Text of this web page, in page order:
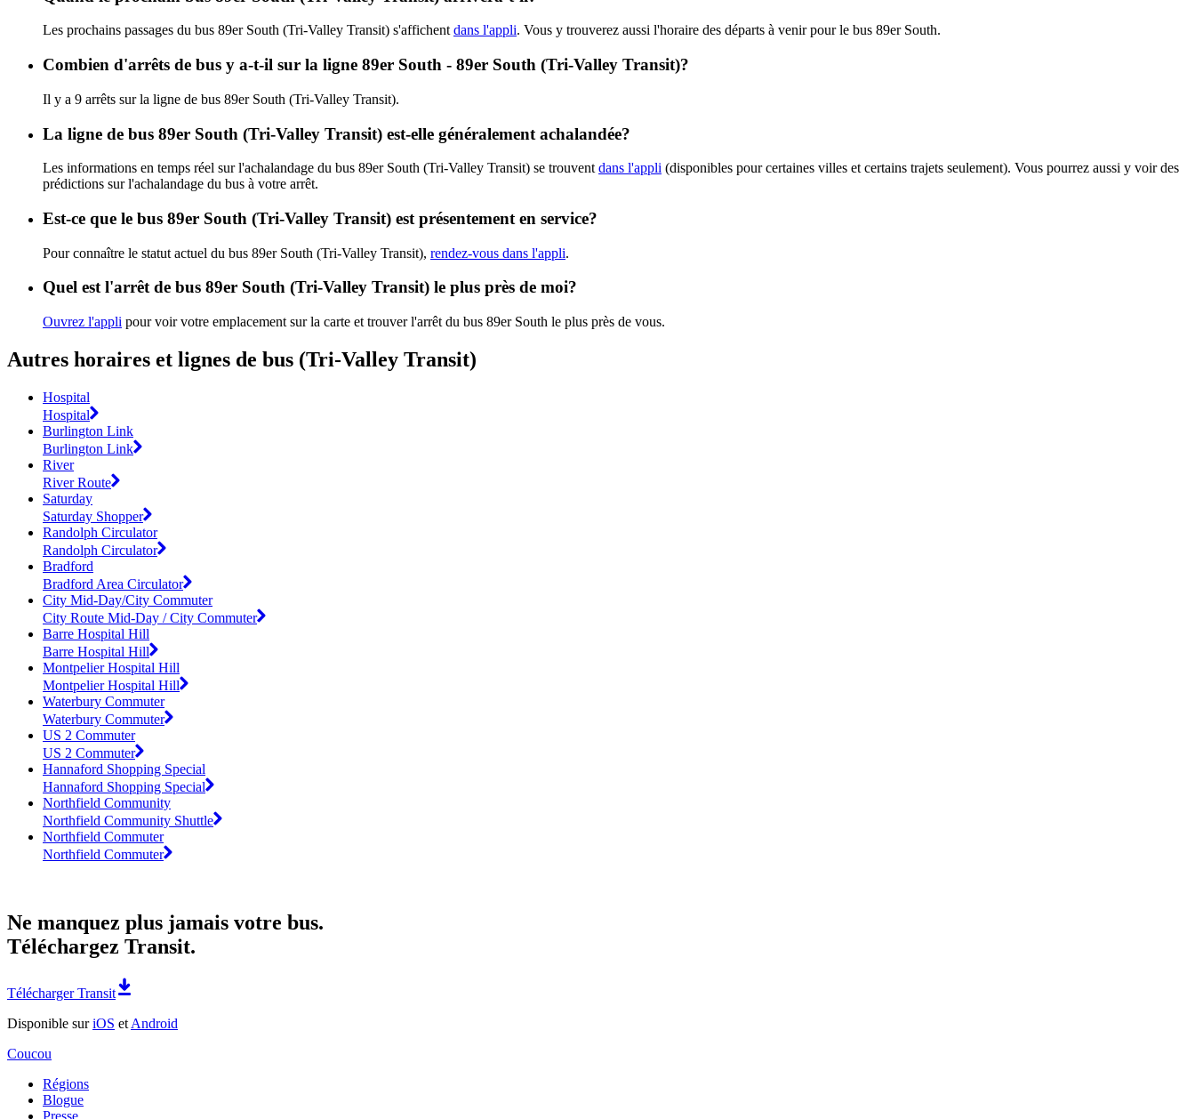
Les prochains passages du bus 89er South (Tri-Valley Transit) s'affichent dans l'appli. Vous y trouverez aussi l'horaire des départs à venir pour le bus 89er South.
Combien d'arrêts de bus y a-t-il sur la ligne 89er South - 89er South (Tri-Valley Transit)?
Il y a 9 arrêts sur la ligne de bus 89er South (Tri-Valley Transit).
La ligne de bus 89er South (Tri-Valley Transit) est-elle généralement achalandée?
Les informations en temps réel sur l'achalandage du bus 89er South (Tri-Valley Transit) se trouvent dans l'appli (disponibles pour certaines villes et certains trajets seulement). Vous pourrez aussi y voir des
prédictions sur l'achalandage du bus à votre arrêt.
Est-ce que le bus 89er South (Tri-Valley Transit) est présentement en service?
Pour connaître le statut actuel du bus 89er South (Tri-Valley Transit), rendez-vous dans l'appli.
Quel est l'arrêt de bus 89er South (Tri-Valley Transit) le plus près de moi?
Ouvrez l'appli pour voir votre emplacement sur la carte et trouver l'arrêt du bus 89er South le plus près de vous.
Autres horaires et lignes de bus (Tri-Valley Transit)
Hospital
Hospital
Burlington Link
Burlington Link
River
River Route
Saturday
Saturday Shopper
Randolph Circulator
Randolph Circulator
Bradford
Bradford Area Circulator
City Mid-Day/City Commuter
City Route Mid-Day / City Commuter
Barre Hospital Hill
Barre Hospital Hill
Montpelier Hospital Hill
Montpelier Hospital Hill
Waterbury Commuter
Waterbury Commuter
US 2 Commuter
US 2 Commuter
Hannaford Shopping Special
Hannaford Shopping Special
Northfield Community
Northfield Community Shuttle
Northfield Commuter
Northfield Commuter
Ne manquez plus jamais votre bus.
Téléchargez Transit.
Télécharger Transit
Disponible suriOS et Android
Coucou
Régions
Blogue
Presse